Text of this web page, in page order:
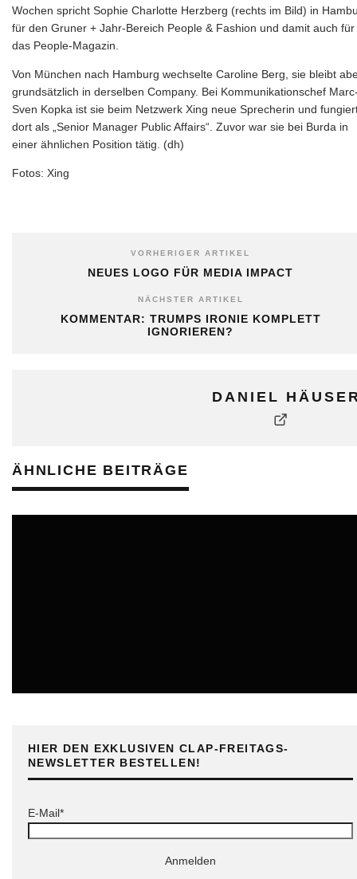
Wochen spricht Sophie Charlotte Herzberg (rechts im Bild) in
für den Gruner + Jahr-Bereich People & Fashion und damit auch für
das People-Magazin.
Von München nach Hamburg wechselte Caroline Berg, sie bleibt
grundsätzlich in derselben Company. Bei Kommunikationschef
Sven Kopka ist sie beim Netzwerk Xing neue Sprecherin und
dort als „Senior Manager Public Affairs“. Zuvor war sie bei Burda in
einer ähnlichen Position tätig. (dh)
Fotos: Xing
VORHERIGER ARTIKEL
NEUES LOGO FÜR MEDIA IMPACT
NÄCHSTER ARTIKEL
KOMMENTAR: TRUMPS IRONIE KOMPLETT
IGNORIEREN?
DANIEL
ÄHNLICHE BEITRÄGE
HIER DEN EXKLUSIVEN CLAP-FREITAGS-
NEWSLETTER BESTELLEN!
E-Mail*
Anmelden